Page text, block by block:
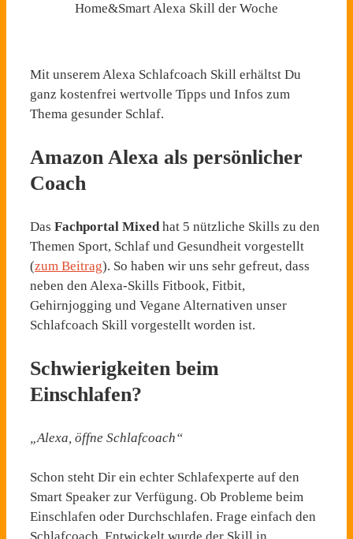
Home&Smart Alexa Skill der Woche
Mit unserem Alexa Schlafcoach Skill erhältst Du
ganz kostenfrei wertvolle Tipps und Infos zum
Thema gesunder Schlaf.
Amazon Alexa als persönlicher
Coach
Das Fachportal Mixedhat 5 nützliche Skills zu den
Themen Sport, Schlaf und Gesundheit vorgestellt
(zum Beitrag). So haben wir uns sehr gefreut, dass
neben den Alexa-Skills Fitbook, Fitbit,
Gehirnjogging und Vegane Alternativen unser
Schlafcoach Skill vorgestellt worden ist.
Schwierigkeiten beim
Einschlafen?
„Alexa, öffne Schlafcoach“
Schon steht Dir ein echter Schlafexperte auf den
Smart Speaker zur Verfügung. Ob Probleme beim
Einschlafen oder Durchschlafen. Frage einfach den